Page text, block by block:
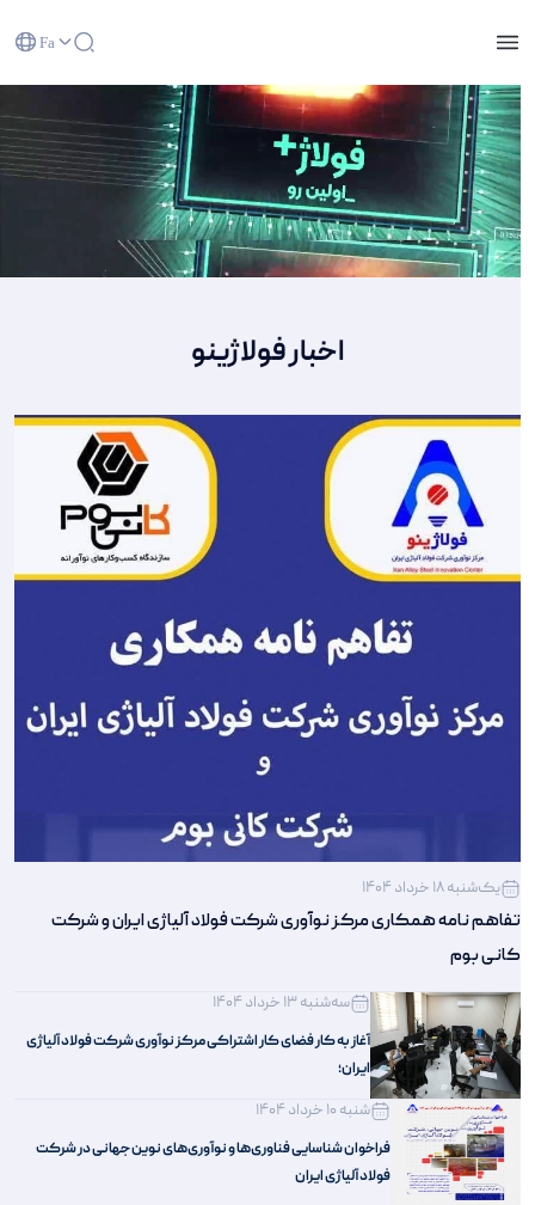
Fa
خانه - مرکز نوآوری شرکت فولاد آلیاژی ایران
اخبار فولاژینو
یک‌شنبه 18 خرداد 1404
تفاهم‌ نامه همکاری مرکز نوآوری شرکت فولاد آلیاژی ایران و شرکت
کانی بوم
سه‌شنبه 13 خرداد 1404
آغاز به کار فضای کار اشتراکی مرکز نوآوری شرکت فولاد آلیاژی
ایران؛
شنبه 10 خرداد 1404
فراخوان شناسایی فناوری‌ها و نوآوری‌های نوین جهانی در شرکت
فولاد آلیاژی ایران